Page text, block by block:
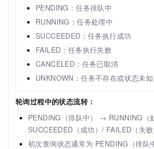
PENDING：任务排队中
RUNNING：任务处理中
SUCCEEDED：任务执行成功
FAILED：任务执行失败
CANCELED：任务已取消
UNKNOWN：任务不存在或状态未知
轮询过程中的状态流转：
PENDING（排队中） → RUNNING（
SUCCEEDED（成功）/ FAILED（失败
初次查询状态通常为 PENDING（排队